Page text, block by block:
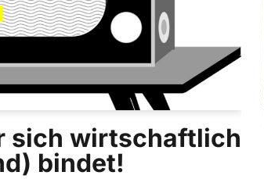
sich wirtschaftlich
bindet!